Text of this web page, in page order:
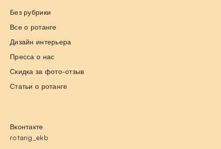
Без рубрики
Все о ротанге
Дизайн интерьера
Пресса о нас
Скидка за фото-отзыв
Статьи о ротанге
Вконтакте
rotang_ekb